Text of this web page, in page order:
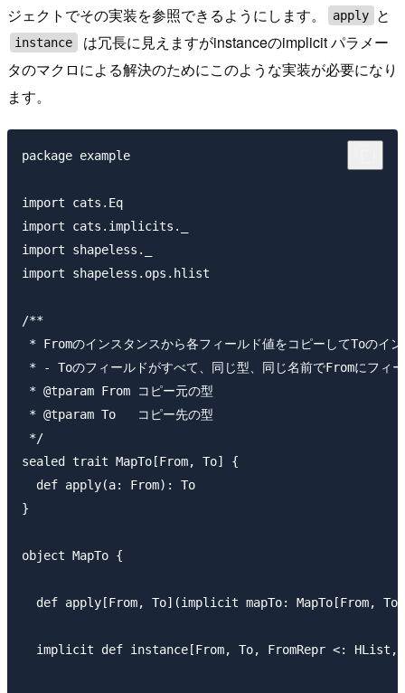
ジェクトでその実装を参照できるようにします。
apply と
instance
は冗長に見えますがinstanceのimplicit パラメー
タのマクロによる解決のためにこのような実装が必要になり
ます。
package example
import cats.Eq
import cats.implicits._
import shapeless._
import shapeless.ops.hlist
/**
* Fromのインスタンスから各フィールド値をコピーしてToのイ
* - Toのフィールドがすべて、同じ型、同じ名前でFromにフィ
* @tparam From コピー元の型
* @tparam To   コピー先の型
*/
sealed trait MapTo[From, To] {
  def apply(a: From): To
}
object MapTo {
def apply[From, To](implicit mapTo: MapTo[From,
implicit def instance[From, To, FromRepr <: